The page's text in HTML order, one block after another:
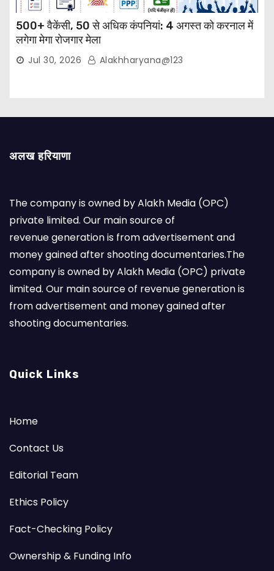
500+ वैकेंसी, 50 से अधिक कंपनियां: 4 अगस्त को करनाल में
लगेगा मेगा रोजगार मेला
Jul 30, 2026 Alakhharyana@123
अलख हरियाणा
The company is owned by Alakh Media (OPC)
private limited. Our main source of
revenue generation is from advertisement and
money gained after shooting documentaries.The
company is owned by Alakh Media (OPC) private
limited. Our main source of revenue generation is
from advertisement and money gained after
shooting documentaries.
Quick Links
Home
Contact Us
Editorial Team
Ethics Policy
Fact-Checking Policy
Ownership & Funding Info